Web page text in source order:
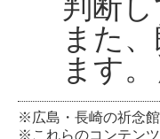
判断し
また
ます。
※広島・長崎の祈念
※これらのコンテンツ